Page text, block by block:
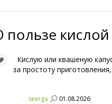
пользе кислой
Кислую или квашеную
за простоту
seerga 01.08.2026